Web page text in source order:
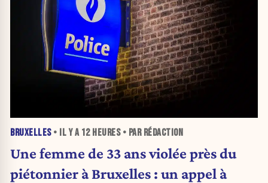
BRUXELLES• IL Y A 12 HEURES• PAR RÉDACTION
Une femme de 33 ans violée près du
piétonnier à Bruxelles : un appel à